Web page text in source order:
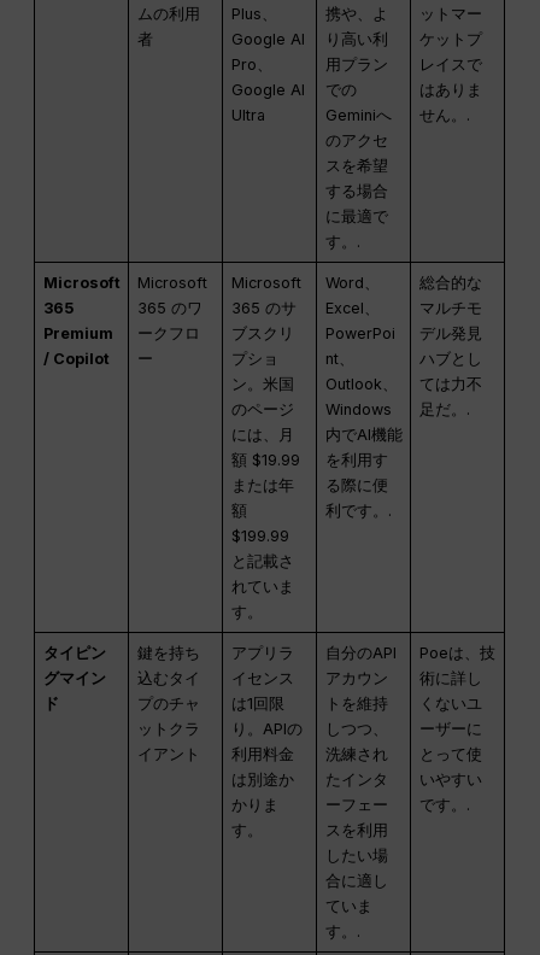
ムの利用
者
Plus、
Google AI
Pro、
Google AI
Ultra
携や、よ
り高い利
用プラン
での
Geminiへ
のアクセ
スを希望
する場合
に最適で
す。.
ットマー
ケットプ
レイスで
はありま
せん。.
Microsoft
365
Premium
/ Copilot
Microsoft
365 のワ
ークフロ
ー
Microsoft
365 のサ
ブスクリ
プショ
ン。米国
のページ
には、月
額 $19.99
または年
額
$199.99
と記載さ
れていま
す。
Word、
Excel、
PowerPoi
nt、
Outlook、
Windows
内でAI機能
を利用す
る際に便
利です。.
総合的な
マルチモ
デル発見
ハブとし
ては力不
足だ。.
タイピン
グマイン
ド
鍵を持ち
込むタイ
プのチャ
ットクラ
イアント
アプリラ
イセンス
は1回限
り。APIの
利用料金
は別途か
かりま
す。
自分のAPI
アカウン
トを維持
しつつ、
洗練され
たインタ
ーフェー
スを利用
したい場
合に適し
ていま
す。.
Poeは、技
術に詳し
くないユ
ーザーに
とって使
いやすい
です。.